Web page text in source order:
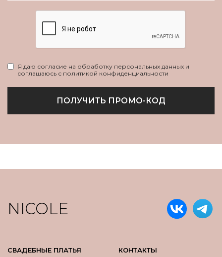
Я даю согласие на обработку персональных данных и
соглашаюсь с политикой конфиденциальности
ПОЛУЧИТЬ ПРОМО-КОД
NICOLE
СВАДЕБНЫЕ ПЛАТЬЯ
КОНТАКТЫ